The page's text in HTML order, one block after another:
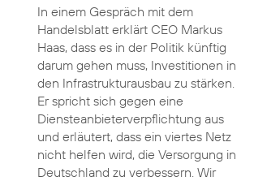
In einem Gespräch mit dem
Handelsblatt erklärt CEO Markus
Haas, dass es in der Politik künftig
darum gehen muss, Investitionen in
den Infrastrukturausbau zu stärken.
Er spricht sich gegen eine
Diensteanbieterverpflichtung aus
und erläutert, dass ein viertes Netz
nicht helfen wird, die Versorgung in
Deutschland zu verbessern. Wir